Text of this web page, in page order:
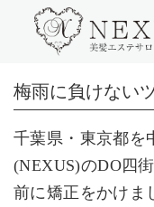
梅雨に負けない
千葉県・東京都を
(NEXUS)のDO四
前に矯正をかけま